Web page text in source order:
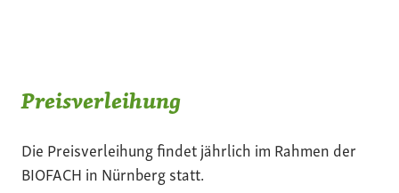
Preisverleihung
Die Preisverleihung findet jährlich im Rahmen der
BIOFACH in Nürnberg statt.